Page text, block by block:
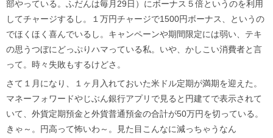
部やっている。ふだんは毎月29日）にボーナス５倍というのを利用
してチャージするし。１万円チャージで1500円ボーナス、というの
でほくほく喜んでいるし。キャンペーンや期間限定には弱い、テキ
の思うつぼにどっぷりハマっている私。いや、かしこい消費者と言
って。時々失敗もするけどさ。
さて１月になり、１ヶ月入れておいた米ドル定期が満期を迎えた。
マネーフォワードやじぶん銀行アプリで見ると円建てで表示されて
いて、外貨定期預金と外貨普通預金の合計が50万円を切っている。
きゃ～。円高って怖いわ～。見た目こんなに減っちゃうなん